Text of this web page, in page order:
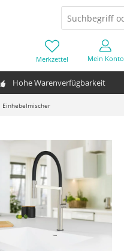
Hohe Warenverfügbarkeit
Merkzettel Mein Konto
Einhebelmischer